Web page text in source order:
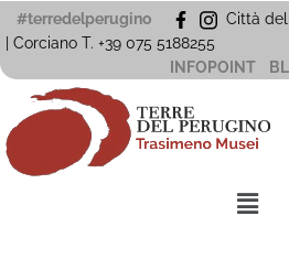
Vai
al
#terredelperugino
Città
| Corciano T. +39 075 5188255
INFOPOINT
Menu